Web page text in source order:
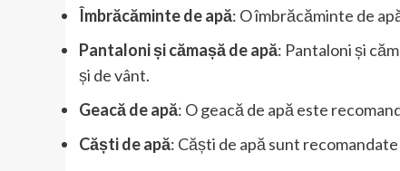
Îmbrăcăminte de apă: O îmbrăcăminte de
Pantaloni și cămașă de apă: Pantaloni și
și de vânt.
Geacă de apă: O geacă de apă este
Căști de apă: Căști de apă sunt